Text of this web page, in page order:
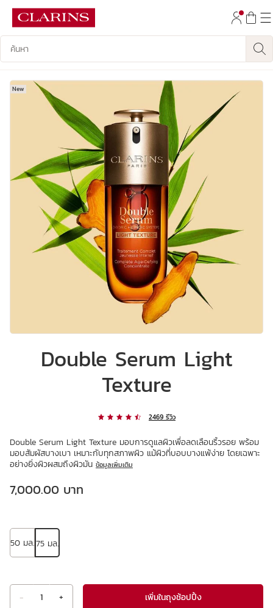
ข้ามไปยังเนื้อหา
บันทึกข้อมูลค้นหา
New
Double Serum Light
Texture
2469 รีวิว
Double Serum Light Texture มอบการดูแลผิวเพื่อลดเลือนริ้วรอย พร้อม
มอบสัมผัสบางเบา เหมาะกับทุกสภาพผิว แม้ผิวที่บอบบางแพ้ง่าย โดยเฉพาะ
อย่างยิ่งผิวผสมถึงผิวมัน ข้อมูลเพิ่มเติม
ราคาปัจจุบัน 7,000.00 บาท
7,000.00 บาท
50 มล.75 มล.
- 1 + เพิ่มในถุงช้อปปิ้ง